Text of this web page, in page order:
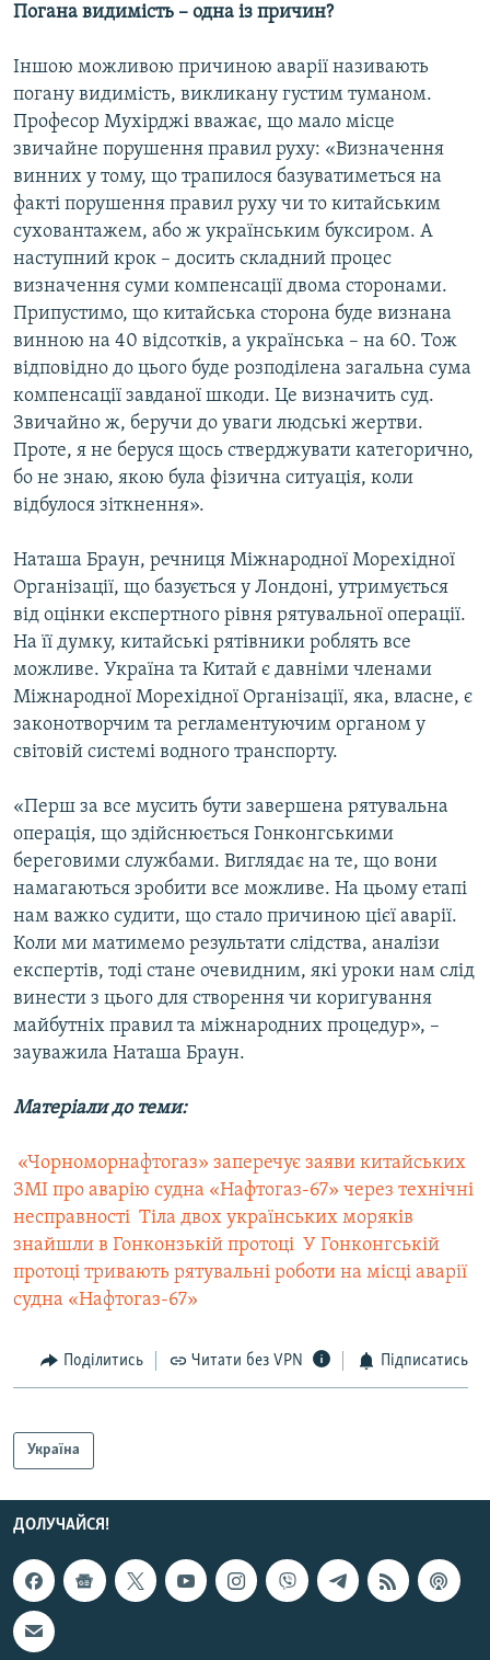
Погана видимість – одна із причин?
Іншою можливою причиною аварії називають
погану видимість, викликану густим туманом.
Професор Мухірджі вважає, що мало місце
звичайне порушення правил руху: «Визначення
винних у тому, що трапилося базуватиметься на
факті порушення правил руху чи то китайським
суховантажем, або ж українським буксиром. А
наступний крок – досить складний процес
визначення суми компенсації двома сторонами.
Припустимо, що китайська сторона буде визнана
винною на 40 відсотків, а українська – на 60. Тож
відповідно до цього буде розподілена загальна сума
компенсації завданої шкоди. Це визначить суд.
Звичайно ж, беручи до уваги людські жертви.
Проте, я не беруся щось стверджувати категорично,
бо не знаю, якою була фізична ситуація, коли
відбулося зіткнення».
Наташа Браун, речниця Міжнародної Морехідної
Організації, що базується у Лондоні, утримується
від оцінки експертного рівня рятувальної операції.
На її думку, китайські рятівники роблять все
можливе. Україна та Китай є давніми членами
Міжнародної Морехідної Організації, яка, власне, є
законотворчим та регламентуючим органом у
світовій системі водного транспорту.
«Перш за все мусить бути завершена рятувальна
операція, що здійснюється Гонконгськими
береговими службами. Виглядає на те, що вони
намагаються зробити все можливе. На цьому етапі
нам важко судити, що стало причиною цієї аварії.
Коли ми матимемо результати слідства, аналізи
експертів, тоді стане очевидним, які уроки нам слід
винести з цього для створення чи коригування
майбутніх правил та міжнародних процедур», –
зауважила Наташа Браун.
Матеріали до теми:
 «Чорноморнафтогаз» заперечує заяви китайських
ЗМІ про аварію судна «Нафтогаз-67» через технічні
несправності  Тіла двох українських моряків
знайшли в Гонконзькій протоці  У Гонконгській
протоці тривають рятувальні роботи на місці аварії
судна «Нафтогаз-67»
Поділитись Читати без VPN Підписатись
Україна
ДОЛУЧАЙСЯ!